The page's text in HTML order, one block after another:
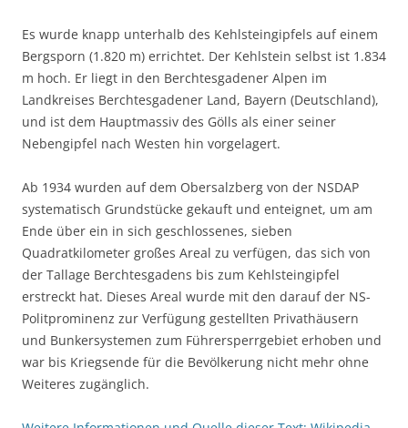
Es wurde knapp unterhalb des Kehlsteingipfels auf einem
Bergsporn (1.820 m) errichtet. Der Kehlstein selbst ist 1.834
m hoch. Er liegt in den Berchtesgadener Alpen im
Landkreises Berchtesgadener Land, Bayern (Deutschland),
und ist dem Hauptmassiv des Gölls als einer seiner
Nebengipfel nach Westen hin vorgelagert.
Ab 1934 wurden auf dem Obersalzberg von der NSDAP
systematisch Grundstücke gekauft und enteignet, um am
Ende über ein in sich geschlossenes, sieben
Quadratkilometer großes Areal zu verfügen, das sich von
der Tallage Berchtesgadens bis zum Kehlsteingipfel
erstreckt hat. Dieses Areal wurde mit den darauf der NS-
Politprominenz zur Verfügung gestellten Privathäusern
und Bunkersystemen zum Führersperrgebiet erhoben und
war bis Kriegsende für die Bevölkerung nicht mehr ohne
Weiteres zugänglich.